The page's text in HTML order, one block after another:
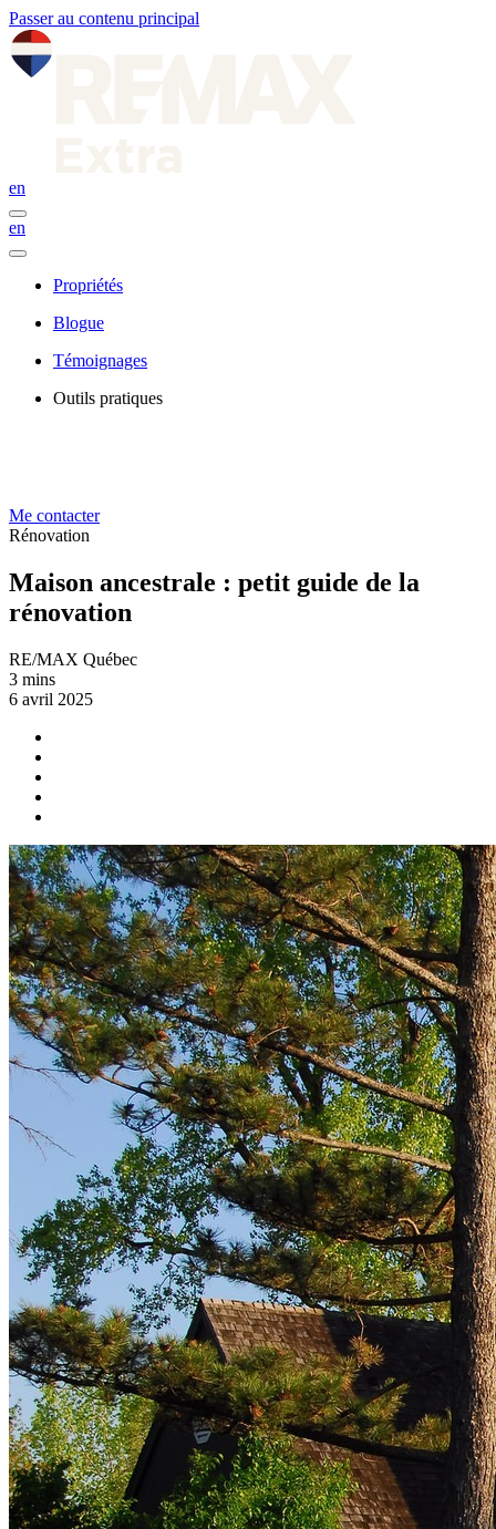
Passer au contenu principal
en
en
Propriétés
Blogue
Témoignages
Outils pratiques
Me contacter
Rénovation
Maison ancestrale : petit guide de la
rénovation
RE/MAX Québec
3 mins
6 avril 2025